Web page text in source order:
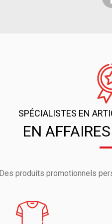
SPÉCIALISTES EN
EN
Des produits promotionnels